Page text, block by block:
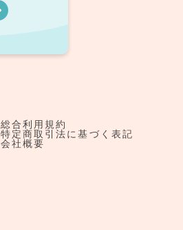
総合利用規約
特定商取引法に基づく表記
会社概要